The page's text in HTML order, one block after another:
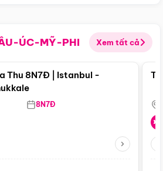
ÚC-MỸ-PHI Xem tất cả
Điểm nổi bật
Thu 8N7Đ | Istanbul -
8N7Đ